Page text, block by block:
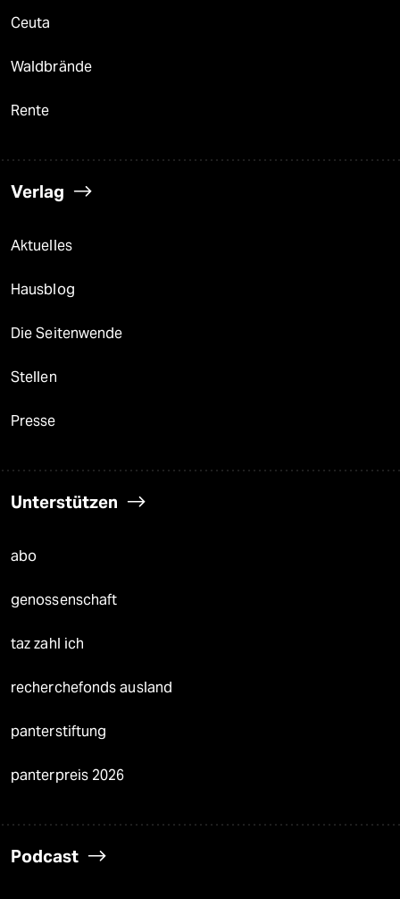
Ceuta
Waldbrände
Rente
Verlag
Aktuelles
Hausblog
Die Seitenwende
Stellen
Presse
Unterstützen
abo
genossenschaft
taz zahl ich
recherchefonds ausland
panterstiftung
panterpreis 2026
Podcast